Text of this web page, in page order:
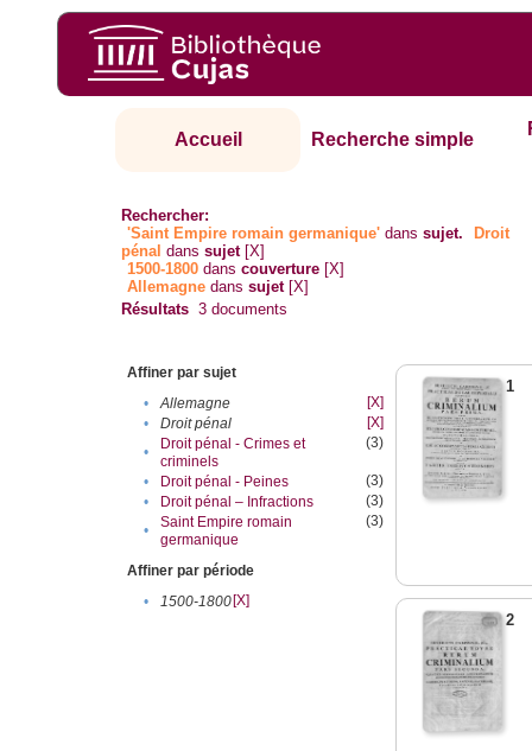
Accueil Recherche simple
Rechercher:
'Saint Empire romain germanique' danssujet.
Droit
pénal danssujet [X]
1500-1800 danscouverture [X]
Allemagne danssujet [X]
Résultats 3 documents
Affiner par sujet
•
Allemagne
[X]
•
Droit pénal
[X]
•
Droit pénal - Crimes et
criminels
(3)
• Droit pénal - Peines
(3)
•
Droit pénal – Infractions
(3)
•
Saint Empire romain
germanique
(3)
Affiner par période
•
1500-1800[X]
1
2